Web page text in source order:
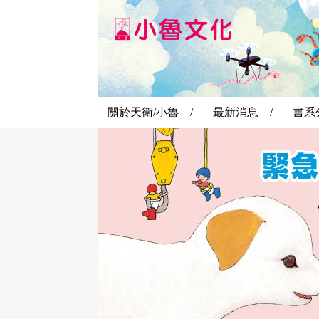
關於天衛/小魯 / 最新消息 / 書